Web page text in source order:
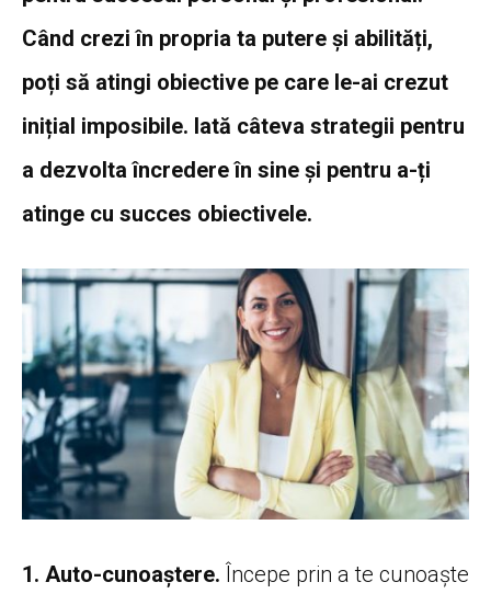
Când crezi în propria ta putere și abilități,
poți să atingi obiective pe care le-ai crezut
inițial imposibile. Iată câteva strategii pentru
a dezvolta încredere în sine și pentru a-ți
atinge cu succes obiectivele.
1. Auto-cunoaștere. Începe prin a te cunoaște